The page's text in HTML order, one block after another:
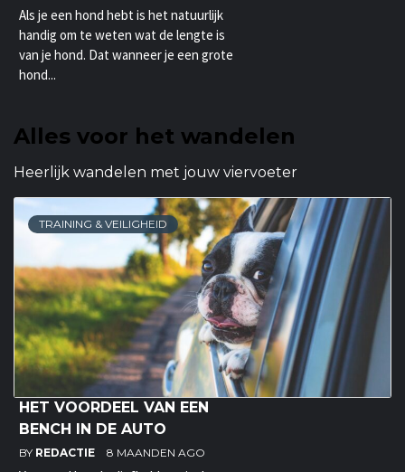
Als je een hond hebt is het natuurlijk
handig om te weten wat de lengte is
van je hond. Dat wanneer je een grote
hond...
Alles voor het wandelen
Heerlijk wandelen met jouw viervoeter
TRAINING & VEILIGHEID
HET VOORDEEL VAN EEN
BENCH IN DE AUTO
BY REDACTIE 8 MAANDEN AGO